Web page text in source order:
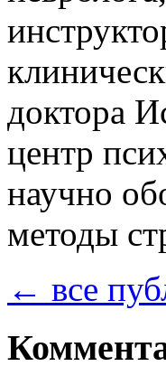
доктора
центр
научно
методы
← все